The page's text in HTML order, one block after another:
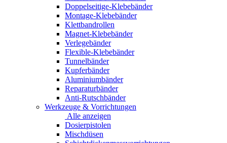
Doppelseitige-Klebebänder
Montage-Klebebänder
Klettbandrollen
Magnet-Klebebänder
Verlegebänder
Flexible-Klebebänder
Tunnelbänder
Kupferbänder
Aluminiumbänder
Reparaturbänder
Anti-Rutschbänder
Werkzeuge & Vorrichtungen
Alle anzeigen
Dosierpistolen
Mischdüsen